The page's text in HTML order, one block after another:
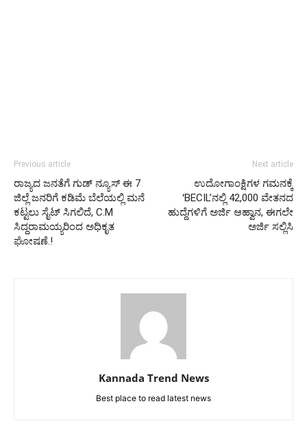
Previous article
ರಾಜ್ಯದ ಜನತೆಗೆ ಗುಡ್ ನ್ಯೂಸ್ ಈ 7
ಜಿಲ್ಲೆ ಜನರಿಗೆ ಕಡಿಮೆ ಬೆಲೆಯಲ್ಲಿ ಮನೆ
ಕಟ್ಟಲು ಸೈಟ್ ಸಿಗಲಿದೆ, C.M
ಸಿದ್ದರಾಮಯ್ಯರಿಂದ ಅಧಿಕೃತ
ಘೋಷಣೆ.!
Next article
ಉದೋಗಾಂಕ್ಷಿಗಳ ಗಮನಕ್ಕೆ
ʻBECILʼನಲ್ಲಿ 42,000 ವೇತನದ
ಹುದ್ದೆಗಳಿಗೆ ಅರ್ಜಿ ಆಹ್ವಾನ, ಈಗಲೇ
ಅರ್ಜಿ ಸಲ್ಲಿಸಿ
Kannada Trend News
Best place to read latest news